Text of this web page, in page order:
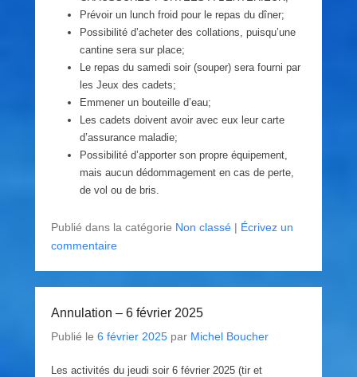
Prévoir un lunch froid pour le repas du dîner;
Possibilité d’acheter des collations, puisqu’une
cantine sera sur place;
Le repas du samedi soir (souper) sera fourni par
les Jeux des cadets;
Emmener un bouteille d’eau;
Les cadets doivent avoir avec eux leur carte
d’assurance maladie;
Possibilité d’apporter son propre équipement,
mais aucun dédommagement en cas de perte,
de vol ou de bris.
Publié dans la catégorie Non classé | Écrivez un
commentaire
Annulation – 6 février 2025
Publié le 6 février 2025 par Michel Boucher
Les activités du jeudi soir 6 février 2025 (tir et